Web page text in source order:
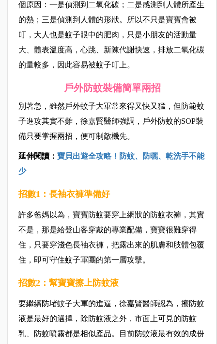
個原因：一是偵測到二氧化碳；二是感測到人體所產生
的熱；三是偵測到人體的形狀。所以不只是寶寶會被
叮，大人也是蚊子眼中的肥肉，只是小朋友的活動量
大、體表溫度高，心跳、新陳代謝快速，排放二氧化碳
的量較多，因此容易被蚊子叮上。
戶外防蚊裝備簡單兩招
別著急，雖然戶外蚊子大軍常來得又快又猛，但防範蚊
子進攻其實不難，徐嘉賢醫師強調，戶外防蚊的SOP裝
備只要掌握兩招，便可制敵機先。
延伸閱讀： 寶貝出遊全攻略！防蚊、防曬、乾洗手不能
少
招數1：長袖衣褲準備好
許多爸媽以為，寶寶防蚊要穿上網狀的防蚊衣褲，其實
不是，那是給登山客穿戴的專業配備，寶寶很難穿得
住，只要穿淺色長袖衣褲，把露出來的肌膚和肢體包覆
住，即可守住蚊子軍團的第一層攻擊。
招數2：幫寶寶擦上防蚊液
要繼續防堵蚊子大軍的進逼，徐嘉賢醫師認為，擦防蚊
液是最好的選擇，除防蚊液之外，市面上可見的防蚊
乳、防蚊噴霧都是相似產品。目前防蚊液最有效的成份